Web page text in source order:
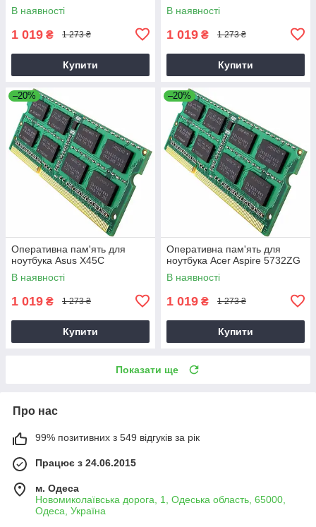
В наявності
1 019 ₴ 1 273 ₴
Купити
В наявності
1 019 ₴ 1 273 ₴
Купити
–20%
Оперативна пам'ять для
ноутбука Asus X45C
В наявності
1 019 ₴ 1 273 ₴
Купити
–20%
Оперативна пам'ять для
ноутбука Acer Aspire 5732ZG
В наявності
1 019 ₴ 1 273 ₴
Купити
Показати ще
Про нас
99% позитивних з 549 відгуків за рік
Працює з 24.06.2015
м. Одеса
Новомиколаївська дорога, 1, Одеська область, 65000,
Одеса, Україна